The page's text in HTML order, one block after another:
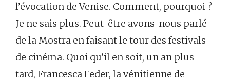
l’évocation de Venise. Comment, pourquoi ?
Je ne sais plus. Peut-être avons-nous parlé
de la Mostra en faisant le tour des festivals
de cinéma. Quoi qu’il en soit, un an plus
tard, Francesca Feder, la vénitienne de